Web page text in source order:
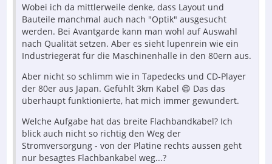
Wobei ich da mittlerweile denke, dass Layout und
Bauteile manchmal auch nach "Optik" ausgesucht
werden. Bei Avantgarde kann man wohl auf Auswahl
nach Qualität setzen. Aber es sieht lupenrein wie ein
Industriegerät für die Maschinenhalle in den 80ern aus.
Aber nicht so schlimm wie in Tapedecks und CD-Player
der 80er aus Japan. Gefühlt 3km Kabel 😄 Das das
überhaupt funktionierte, hat mich immer gewundert.
Welche Aufgabe hat das breite Flachbandkabel? Ich
blick auch nicht so richtig den Weg der
Stromversorgung - von der Platine rechts aussen geht
nur besagtes Flachbankabel weg...?